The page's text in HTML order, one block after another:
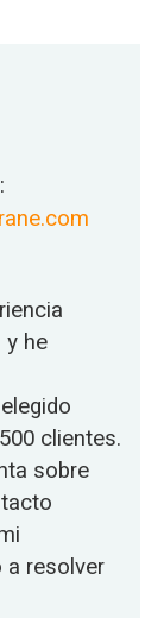
y he
clientes.
sobre
a resolver